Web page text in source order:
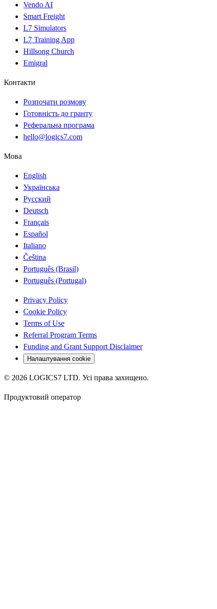
Vendo AI
Smart Freight
L7 Simulators
L7 Training App
Hillsong Church
Emigral
Контакти
Розпочати розмову
Готовність до гранту
Реферальна програма
hello@logics7.com
Мова
English
Українська
Русский
Deutsch
Français
Español
Italiano
Čeština
Português (Brasil)
Português (Portugal)
Privacy Policy
Cookie Policy
Terms of Use
Referral Program Terms
Funding and Grant Support Disclaimer
Налаштування cookie
© 2026 LOGICS7 LTD. Усі права захищено.
Продуктовий оператор